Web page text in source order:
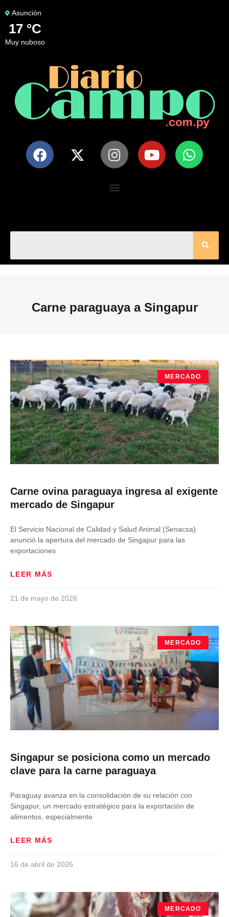
Asunción
17 °C
muy nuboso
Carne paraguaya a Singapur
MERCADO
Carne ovina paraguaya ingresa al exigente
mercado de Singapur
El Servicio Nacional de Calidad y Salud Animal (Senacsa)
anunció la apertura del mercado de Singapur para las
exportaciones
LEER MÁS
21 de mayo de 2026
MERCADO
Singapur se posiciona como un mercado
clave para la carne paraguaya
Paraguay avanza en la consolidación de su relación con
Singapur, un mercado estratégico para la exportación de
alimentos, especialmente
LEER MÁS
16 de abril de 2026
MERCADO